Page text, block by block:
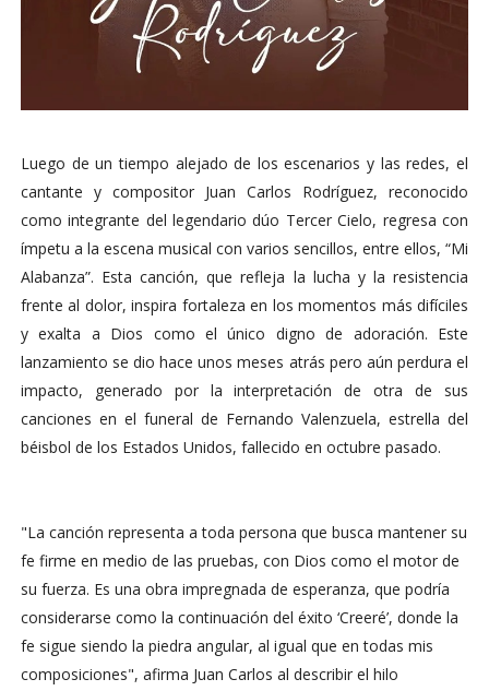
Luego de un tiempo alejado de los escenarios y las redes, el
cantante y compositor Juan Carlos Rodríguez, reconocido
como integrante del legendario dúo Tercer Cielo, regresa con
ímpetu a la escena musical con varios sencillos, entre ellos, “Mi
Alabanza”. Esta canción, que refleja la lucha y la resistencia
frente al dolor, inspira fortaleza en los momentos más difíciles
y exalta a Dios como el único digno de adoración. Este
lanzamiento se dio hace unos meses atrás pero aún perdura el
impacto, generado por la interpretación de otra de sus
canciones en el funeral de Fernando Valenzuela, estrella del
béisbol de los Estados Unidos, fallecido en octubre pasado.
"La canción representa a toda persona que busca mantener su
fe firme en medio de las pruebas, con Dios como el motor de
su fuerza. Es una obra impregnada de esperanza, que podría
considerarse como la continuación del éxito ‘Creeré’, donde la
fe sigue siendo la piedra angular, al igual que en todas mis
composiciones", afirma Juan Carlos al describir el hilo